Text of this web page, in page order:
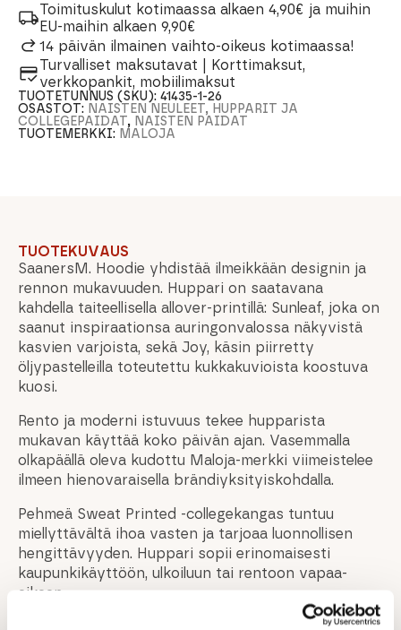
Huppari
määrä
Toimituskulut kotimaassa alkaen 4,90€ ja muihin
EU-maihin alkaen 9,90€
14 päivän ilmainen vaihto-oikeus kotimaassa!
Turvalliset maksutavat | Korttimaksut,
verkkopankit, mobiilimaksut
TUOTETUNNUS (SKU):41435-1-26
OSASTOT: NAISTEN NEULEET, HUPPARIT JA
COLLEGEPAIDAT, NAISTEN PAIDAT
TUOTEMERKKI: MALOJA
TUOTEKUVAUS
SaanersM. Hoodie yhdistää ilmeikkään designin ja
rennon mukavuuden. Huppari on saatavana
kahdella taiteellisella allover-printillä: Sunleaf, joka on
saanut inspiraationsa auringonvalossa näkyvistä
kasvien varjoista, sekä Joy, käsin piirretty
öljypastelleilla toteutettu kukkakuvioista koostuva
kuosi.
Rento ja moderni istuvuus tekee hupparista
mukavan käyttää koko päivän ajan. Vasemmalla
olkapäällä oleva kudottu Maloja-merkki viimeistelee
ilmeen hienovaraisella brändiyksityiskohdalla.
Pehmeä Sweat Printed -collegekangas tuntuu
miellyttävältä ihoa vasten ja tarjoaa luonnollisen
hengittävyyden. Huppari sopii erinomaisesti
kaupunkikäyttöön, ulkoiluun tai rentoon vapaa-
aikaan.